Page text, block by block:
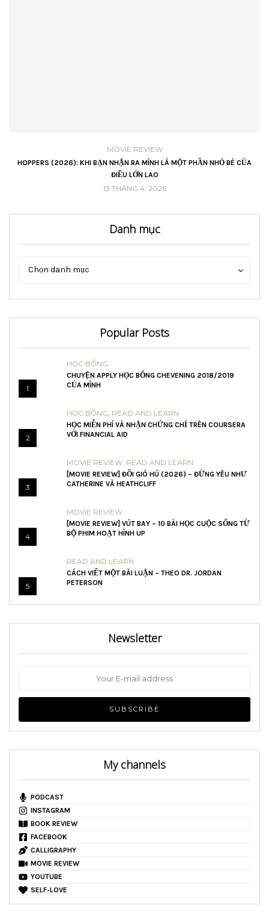
MOVIE REVIEW
HOPPERS (2026): KHI BẠN NHẬN RA MÌNH LÀ MỘT PHẦN NHỎ BÉ CỦA
ĐIỀU LỚN LAO
13 THÁNG 4, 2026
Danh mục
Danh
Chọn danh mục
Danh
Popular Posts
1
HỌC BỔNG
CHUYỆN APPLY HỌC BỔNG CHEVENING 2018/2019
CỦA MÌNH
2
HỌC BỔNG, READ AND LEARN
HỌC MIỄN PHÍ VÀ NHẬN CHỨNG CHỈ TRÊN COURSERA
VỚI FINANCIAL AID
3
MOVIE REVIEW, READ AND LEARN
[MOVIE REVIEW] ĐỒI GIÓ HÚ (2026) – ĐỪNG YÊU NHƯ
CATHERINE VÀ HEATHCLIFF
4
MOVIE REVIEW
[MOVIE REVIEW] VÚT BAY – 10 BÀI HỌC CUỘC SỐNG TỪ
BỘ PHIM HOẠT HÌNH UP
5
READ AND LEARN
CÁCH VIẾT MỘT BÀI LUẬN – THEO DR. JORDAN
PETERSON
Newsletter
My channels
PODCAST
INSTAGRAM
BOOK REVIEW
FACEBOOK
CALLIGRAPHY
MOVIE REVIEW
YOUTUBE
SELF-LOVE